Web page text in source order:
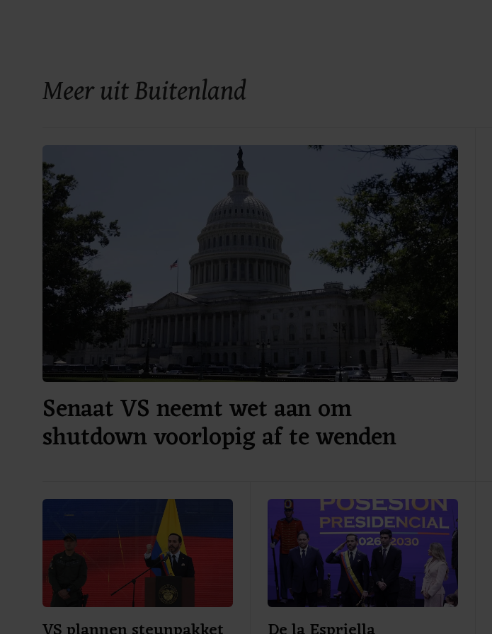
Meer uit Buitenland
Senaat VS neemt wet aan om
shutdown voorlopig af te wenden